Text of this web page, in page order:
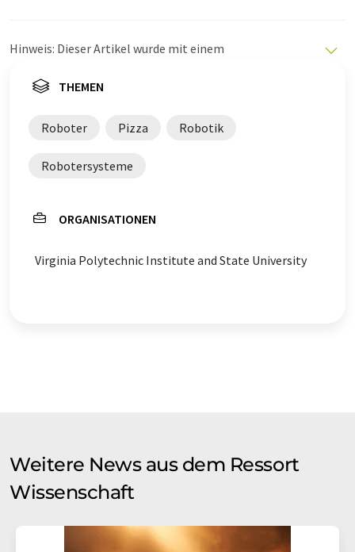
Hinweis: Dieser Artikel wurde mit einem
LUMITOS bietet diese automatischen Übersetzungen
Nachrichten zu präsentieren. Da dieser Artikel mit
in der Grammatik enthält. Den ursprünglichen Artikel in
THEMEN
Roboter Pizza Robotik
Robotersysteme
ORGANISATIONEN
Virginia Polytechnic Institute and State University
Weitere News aus dem Ressort
Wissenschaft